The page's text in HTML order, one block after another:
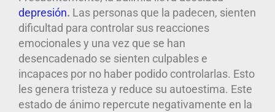
depresión. Las personas que la padecen, sienten
dificultad para controlar sus reacciones
emocionales y una vez que se han
desencadenado se sienten culpables e
incapaces por no haber podido controlarlas. Esto
les genera tristeza y reduce su autoestima. Este
estado de ánimo repercute negativamente en la